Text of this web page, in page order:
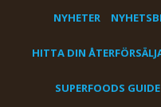
NYHETER
HITTA DIN
SUPERFOODS GUIDE